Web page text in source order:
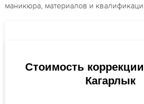
маникюра, материалов и
Стоимость
Кагарлык